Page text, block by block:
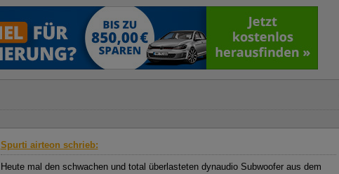
Spurti airteon schrieb:
Heute mal den schwachen und total überlasteten dynaudio Subwoofer aus dem